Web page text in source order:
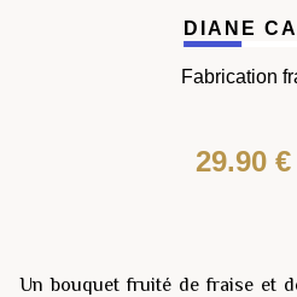
DIANE
Fabrication
29.90 €
Un bouquet fruité de fraise et